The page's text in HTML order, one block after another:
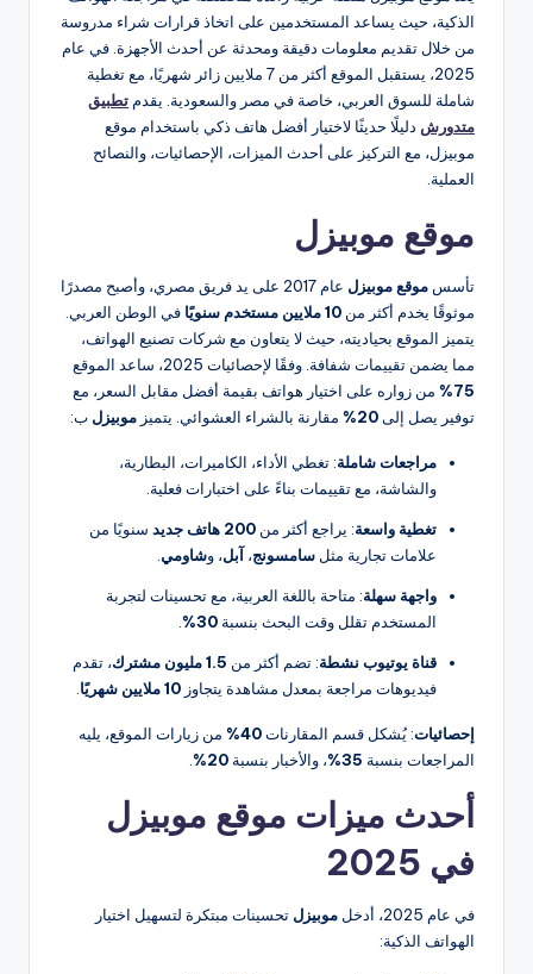
الذكية، حيث يساعد المستخدمين على اتخاذ قرارات شراء مدروسة
من خلال تقديم معلومات دقيقة ومحدثة عن أحدث الأجهزة. في عام
2025، يستقبل الموقع أكثر من 7 ملايين زائر شهريًا، مع تغطية
شاملة للسوق العربي، خاصة في مصر والسعودية. يقدم تطبيق
متدورش دليلًا حديثًا لاختيار أفضل هاتف ذكي باستخدام موقع
موبيزل، مع التركيز على أحدث الميزات، الإحصائيات، والنصائح
العملية.
موقع موبيزل
تأسس موقع موبيزل
عام 2017 على يد فريق مصري، وأصبح مصدرًا
موثوقًا يخدم أكثر من 10 ملايين مستخدم سنويًا
في الوطن العربي.
يتميز الموقع بحياديته، حيث لا يتعاون مع شركات تصنيع الهواتف،
مما يضمن تقييمات شفافة. وفقًا لإحصائيات 2025، ساعد الموقع
75%
من زواره على اختيار هواتف بقيمة أفضل مقابل السعر، مع
توفير يصل إلى 20% مقارنة بالشراء العشوائي. يتميز موبيزل ب:
مراجعات شاملة: تغطي الأداء، الكاميرات، البطارية،
والشاشة، مع تقييمات بناءً على اختبارات فعلية.
تغطية واسعة: يراجع أكثر من 200 هاتف جديد
سنويًا من
علامات تجارية مثل سامسونج،آبل، وشاومي
واجهة سهلة: متاحة باللغة العربية، مع تحسينات لتجربة
المستخدم تقلل وقت البحث بنسبة 30%
قناة يوتيوب نشطة: تضم أكثر من 1.5 مليون مشترك
، تقدم
فيديوهات مراجعة بمعدل مشاهدة يتجاوز 10 ملايين شهريًا
إحصائيات: يُشكل قسم المقارنات40%
من زيارات الموقع، يليه
المراجعات بنسبة 35% ، والأخبار بنسبة 20%
أحدث ميزات موقع موبيزل
في 2025
في عام 2025، أدخل موبيزل تحسينات مبتكرة لتسهيل اختيار
الهواتف الذكية: